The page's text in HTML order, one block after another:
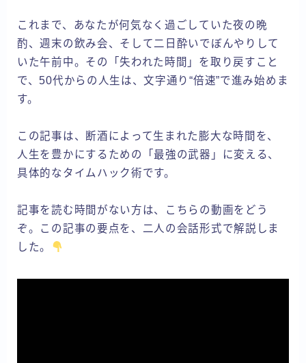
これまで、あなたが何気なく過ごしていた夜の晩
酌、週末の飲み会、そして二日酔いでぼんやりして
いた午前中。その「失われた時間」を取り戻すこと
で、50代からの人生は、文字通り“倍速”で進み始めま
す。
この記事は、断酒によって生まれた膨大な時間を、
人生を豊かにするための「最強の武器」に変える、
具体的なタイムハック術です。
記事を読む時間がない方は、こちらの動画をどう
ぞ。この記事の要点を、二人の会話形式で解説しま
した。